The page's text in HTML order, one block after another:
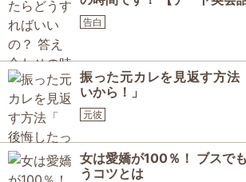
告白
振った元カレを見返す方法
いから！」
元彼
女は愛嬌が100％！ ブスで
うコツとは